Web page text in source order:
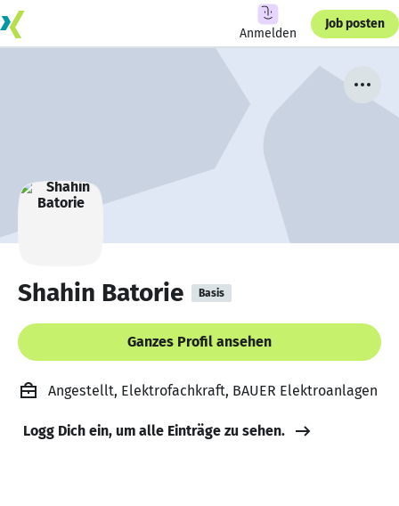
Anmelden
Job posten
Shahin Batorie Basis
Ganzes Profil ansehen
Angestellt, Elektrofachkraft, BAUER Elektroanlagen
Logg Dich ein, um alle Einträge zu sehen.